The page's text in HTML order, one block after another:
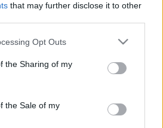
that may further disclose it to other
app uses one or more Google
usage behaviour. You may click to
Google and its third-party tags to
specified purposes in below Google
Opt Outs
the Sharing of my
the Sale of my